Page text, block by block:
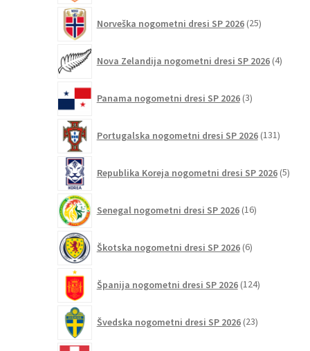
Norveška nogometni dresi SP 2026 25izdelkov
Nova Zelandija nogometni dresi SP 2026 4izdelki
Panama nogometni dresi SP 2026 3izdelki
Portugalska nogometni dresi SP 2026 131
Republika Koreja nogometni dresi SP 2026 5
Senegal nogometni dresi SP 2026 16izdelkov
Škotska nogometni dresi SP 2026 6izdelkov
Španija nogometni dresi SP 2026 124izdelkov
Švedska nogometni dresi SP 2026 23izdelkov